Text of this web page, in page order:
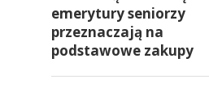
emerytury seniorzy
przeznaczają na
podstawowe zakupy